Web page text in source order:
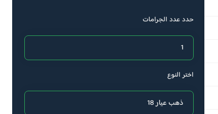
حدد عدد الجرامات
اختر النوع